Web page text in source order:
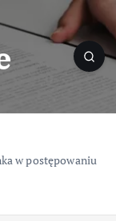
w postępowaniu